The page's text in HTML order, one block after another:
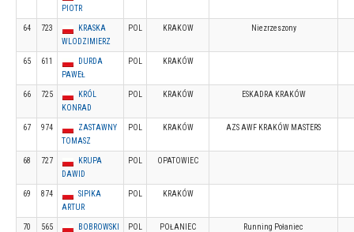
PIOTR
64 723
KRASKA
WLODZIMIERZ
POL KRAKOW Niezrzeszony
65 611
DURDA
PAWEŁ
POL KRAKÓW
66 725
KRÓL
KONRAD
POL KRAKÓW ESKADRA KRAKÓW
67 974
ZASTAWNY
TOMASZ
POL KRAKÓW AZS AWF KRAKÓW MASTERS
68 727
KRUPA
DAWID
POL OPATOWIEC
69 874
SIPIKA
ARTUR
POL KRAKÓW
70 565
BOBROWSKI
POL POŁANIEC Running Połaniec